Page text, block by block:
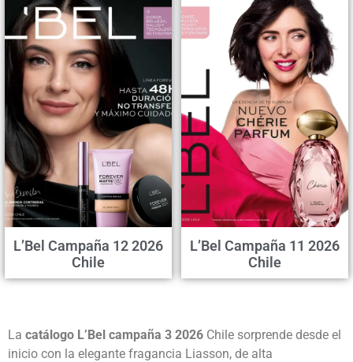
L’Bel Campaña 12 2026
Chile
L’Bel Campaña 11 2026
Chile
La catálogo L’Bel campaña 3 2026 Chile sorprende desde el
inicio con la elegante fragancia Liasson, de alta